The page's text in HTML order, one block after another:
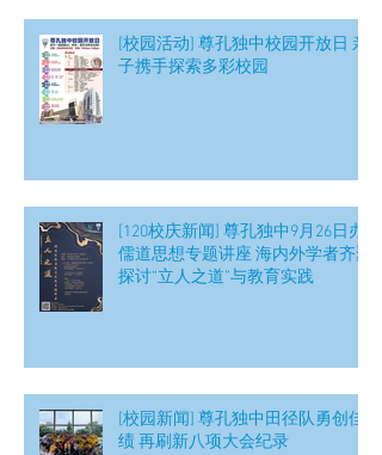
[校园活动] 尊孔独中校园开放日 亲
子携手探索多彩校园
[120校庆新闻] 尊孔独中9月26日办
儒道思想专题讲座 海内外学者齐聚
探讨“立人之道”与教育实践
[校园新闻] 尊孔独中田径队勇创佳
绩 再刷新八项大会纪录